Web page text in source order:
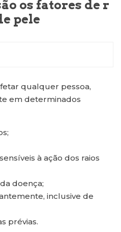
os fatores de r
pele
qualquer pessoa,
em determinados
à ação dos raios
doença;
inclusive de
prévias.